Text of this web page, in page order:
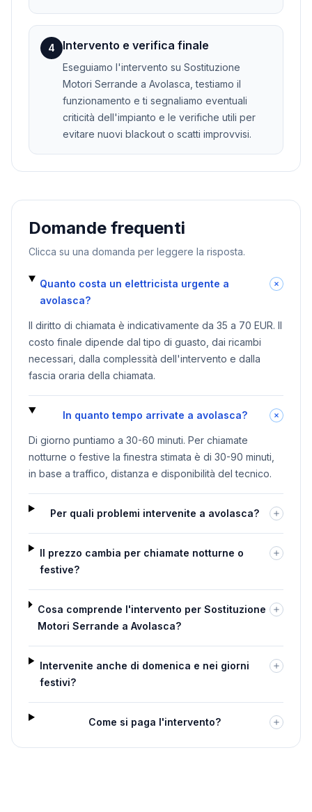
4 Intervento e verifica finale
Eseguiamo l'intervento su Sostituzione
Motori Serrande a Avolasca, testiamo il
funzionamento e ti segnaliamo eventuali
criticità dell'impianto e le verifiche utili per
evitare nuovi blackout o scatti improvvisi.
Domande frequenti
Clicca su una domanda per leggere la risposta.
Quanto costa un elettricista urgente a
avolasca?
Il diritto di chiamata è indicativamente da 35 a 70 EUR. Il
costo finale dipende dal tipo di guasto, dai ricambi
necessari, dalla complessità dell'intervento e dalla
fascia oraria della chiamata.
In quanto tempo arrivate a avolasca?
Di giorno puntiamo a 30-60 minuti. Per chiamate
notturne o festive la finestra stimata è di 30-90 minuti,
in base a traffico, distanza e disponibilità del tecnico.
Per quali problemi intervenite a avolasca?
Il prezzo cambia per chiamate notturne o
festive?
Cosa comprende l'intervento per Sostituzione
Motori Serrande a Avolasca?
Intervenite anche di domenica e nei giorni
festivi?
Come si paga l'intervento?